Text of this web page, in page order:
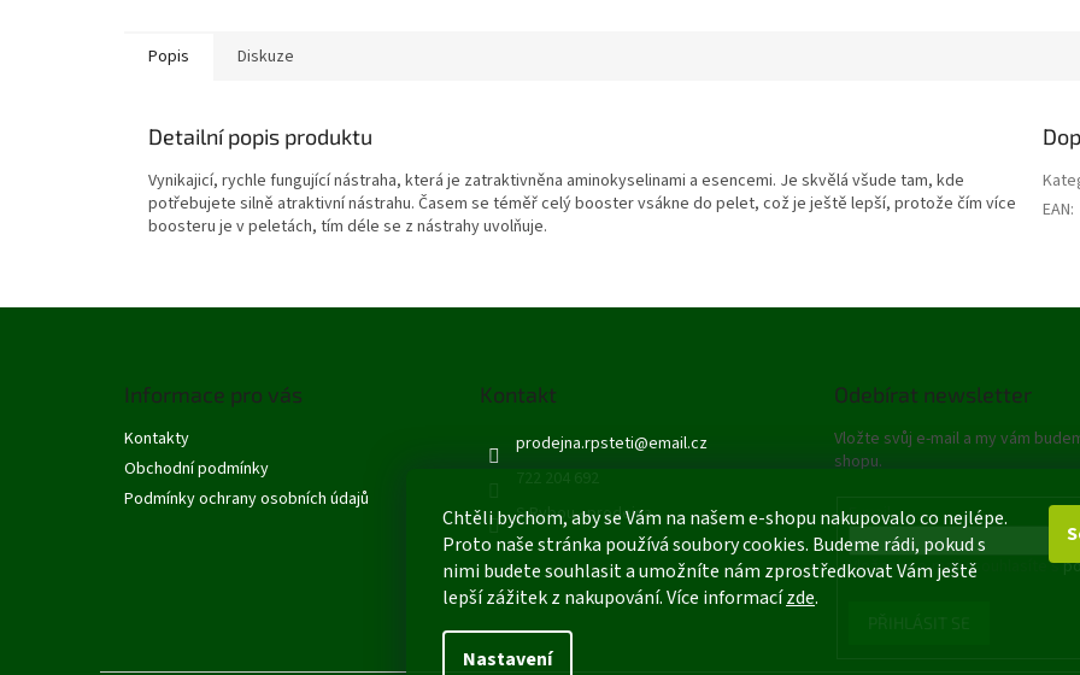
Chtěli bychom, aby se Vám na našem e-shopu nakupovalo co nejlépe.
Proto naše stránka používá soubory cookies. Budeme rádi, pokud s
nimi budete souhlasit a umožníte nám zprostředkovat Vám ještě
lepší zážitek z nakupování. Více informacízde.
Nastavení
Popis Diskuze
Detailní popis produktu
Vynikajicí, rychle fungující nástraha, která je zatraktivněna aminokyselinami a esencemi. Je skvělá všude tam, kde
potřebujete silně atraktivní nástrahu. Časem se téměř celý booster vsákne do pelet, což je ještě lepší, protože čím více
boosteru je v peletách, tím déle se z nástrahy uvolňuje.
EAN:
Informace pro vás
Kontakty
Obchodní podmínky
Podmínky ochrany osobních údajů
Kontakt
prodejna.rpsteti@email.cz
S Rybou - prodejna
Odebírat newsletter
Vložte svůj e-mail a my vám
shopu.
E-mail
Vložením e-mailu souhlasíte s